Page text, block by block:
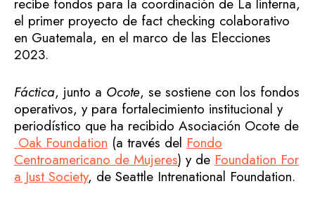
recibe fondos para la coordinación de La linterna,
el primer proyecto de fact checking colaborativo
en Guatemala, en el marco de las Elecciones
2023.
Fáctica, junto a Ocote, se sostiene con los fondos
operativos, y para fortalecimiento institucional y
periodístico que ha recibido Asociación Ocote de
Oak Foundation (a través del Fondo
Centroamericano de Mujeres) y de Foundation For
a Just Society, de Seattle Intrenational Foundation.